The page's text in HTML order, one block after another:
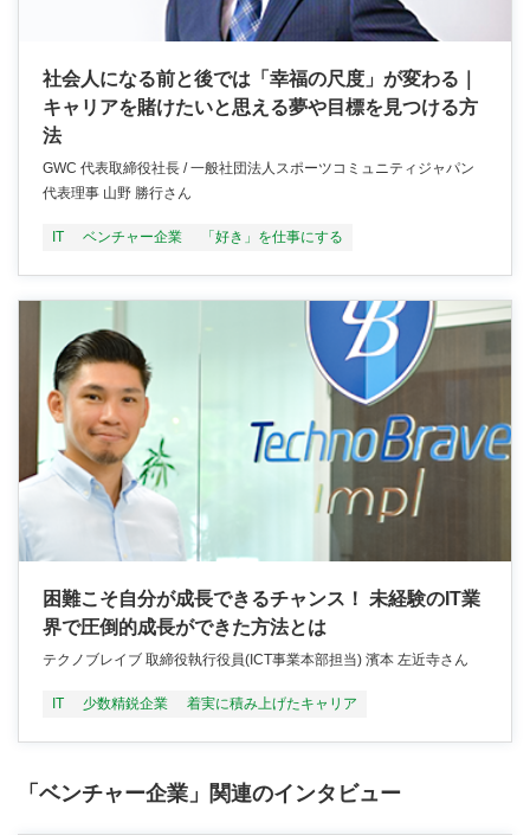
社会人になる前と後では「幸福の尺度」が変わる｜
キャリアを賭けたいと思える夢や目標を見つける方
法
GWC 代表取締役社長 / 一般社団法人スポーツコミュニティジャパン
代表理事 山野 勝行さん
IT ベンチャー企業 「好き」を仕事にする
困難こそ自分が成長できるチャンス！ 未経験のIT業
界で圧倒的成長ができた方法とは
テクノブレイブ 取締役執行役員(ICT事業本部担当) 濱本 左近寺さん
IT 少数精鋭企業 着実に積み上げたキャリア
「ベンチャー企業」関連のインタビュー